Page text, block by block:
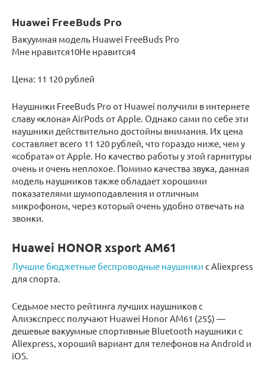
Huawei FreeBuds Pro
Вакуумная модель Huawei FreeBuds Pro
Мне нравится10Не нравится4
Цена: 11 120 рублей
Наушники FreeBuds Pro от Huawei получили в интернете
славу «клона» AirPods от Apple. Однако сами по себе эти
наушники действительно достойны внимания. Их цена
составляет всего 11 120 рублей, что гораздо ниже, чем у
«собрата» от Apple. Но качество работы у этой гарнитуры
очень и очень неплохое. Помимо качества звука, данная
модель наушников также обладает хорошими
показателями шумоподавления и отличным
микрофоном, через который очень удобно отвечать на
звонки.
Huawei HONOR xsport AM61
Лучшие бюджетные беспроводные наушники с Aliexpress
для спорта.
Седьмое место рейтинга лучших наушников с
Алиэкспресс получают Huawei Honor AM61 (25$) —
дешевые вакуумные спортивные Bluetooth наушники с
Aliexpress, хороший вариант для телефонов на Android и
iOS.